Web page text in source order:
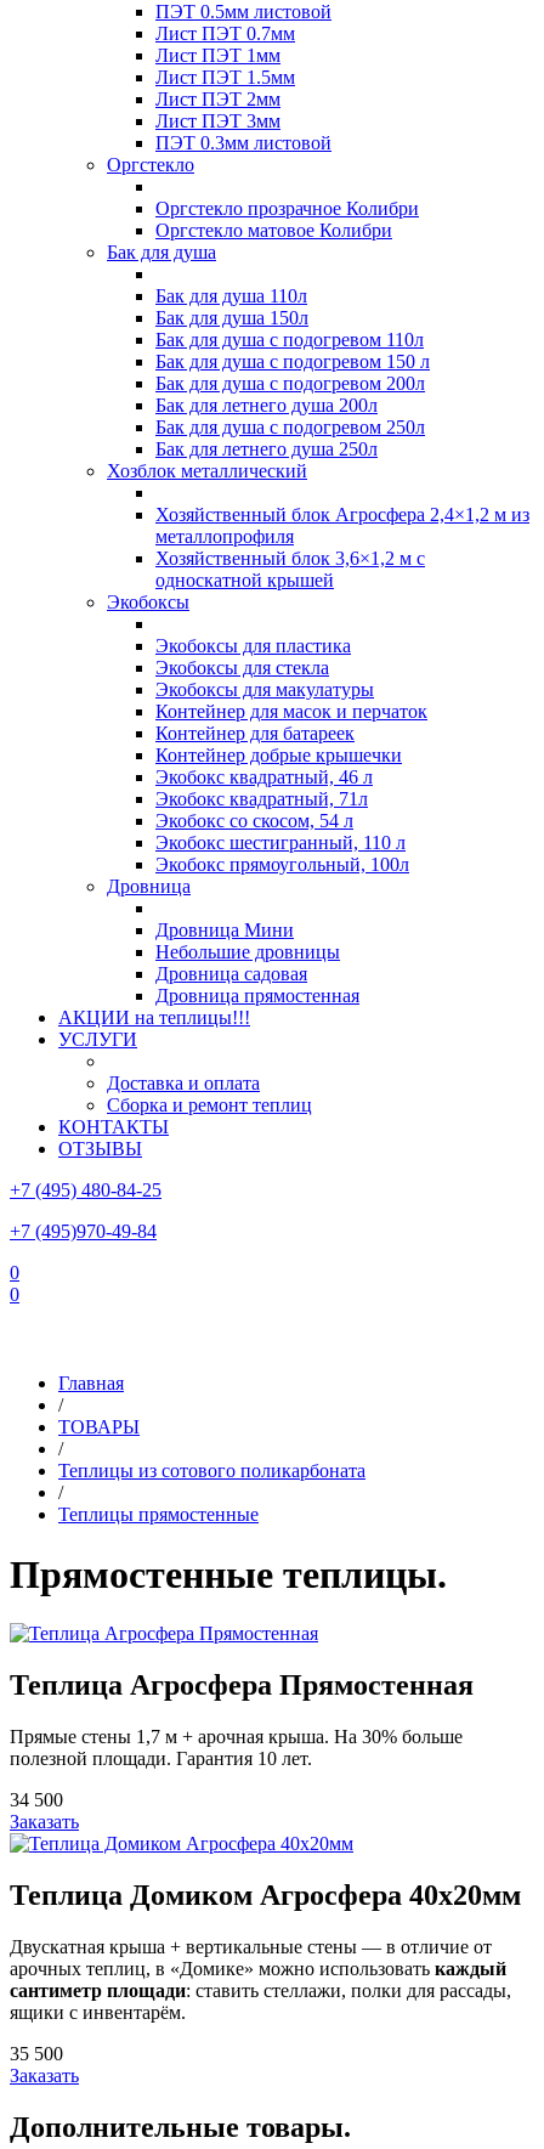
ПЭТ 0.5мм листовой
Лист ПЭТ 0.7мм
Лист ПЭТ 1мм
Лист ПЭТ 1.5мм
Лист ПЭТ 2мм
Лист ПЭТ 3мм
ПЭТ 0.3мм листовой
Оргстекло
Оргстекло прозрачное Колибри
Оргстекло матовое Колибри
Бак для душа
Бак для душа 110л
Бак для душа 150л
Бак для душа с подогревом 110л
Бак для душа с подогревом 150 л
Бак для душа с подогревом 200л
Бак для летнего душа 200л
Бак для душа с подогревом 250л
Бак для летнего душа 250л
Хозблок металлический
Хозяйственный блок Агросфера 2,4×1,2 м из
металлопрофиля
Хозяйственный блок 3,6×1,2 м с
односкатной крышей
Экобоксы
Экобоксы для пластика
Экобоксы для стекла
Экобоксы для макулатуры
Контейнер для масок и перчаток
Контейнер для батареек
Контейнер добрые крышечки
Экобокс квадратный, 46 л
Экобокс квадратный, 71л
Экобокс со скосом, 54 л
Экобокс шестигранный, 110 л
Экобокс прямоугольный, 100л
Дровница
Дровница Мини
Небольшие дровницы
Дровница садовая
Дровница прямостенная
АКЦИИ на теплицы!!!
УСЛУГИ
Доставка и оплата
Сборка и ремонт теплиц
КОНТАКТЫ
ОТЗЫВЫ
+7 (495) 480-84-25
+7 (495)970-49-84
0
0
Главная
/
ТОВАРЫ
/
Теплицы из сотового поликарбоната
/
Теплицы прямостенные
Прямостенные теплицы.
Теплица Агросфера Прямостенная
Прямые стены 1,7 м + арочная крыша. На 30% больше
полезной площади. Гарантия 10 лет.
34 500
Заказать
Теплица Домиком Агросфера 40x20мм
Двускатная крыша + вертикальные стены — в отличие от
арочных теплиц, в «Домике» можно использовать каждый
сантиметр площади: ставить стеллажи, полки для рассады,
ящики с инвентарём.
35 500
Заказать
Дополнительные товары.